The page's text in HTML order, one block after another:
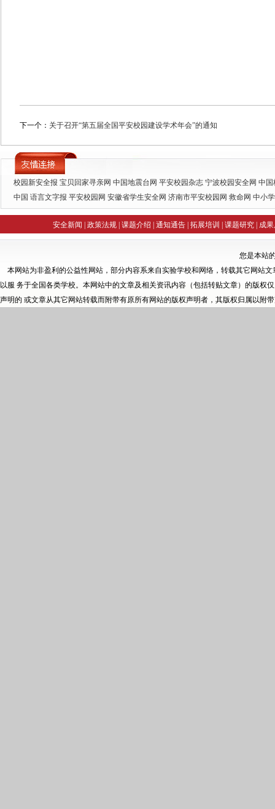
下一个： 关于召开“第五届全国平安校园建设学术年会”的通知
校园新安全报 宝贝回家寻亲网 中国地震台网 平安校园杂志 宁波校园安全网 中国
中国 语言文字报 平安校园网 安徽省学生安全网 济南市平安校园网 救命网 中小
安全新闻
政策法规| 课题介绍 通知通告| 拓展培训 课题研究| 成
您是本站
本网站为非盈利的公益性网站，部分内容系来自实验学校和网络，转载其它网站
以服 务于全国各类学校。本网站中的文章及相关资讯内容（包括转贴文章）的版权
声明的 或文章从其它网站转载而附带有原所有网站的版权声明者，其版权归属以附